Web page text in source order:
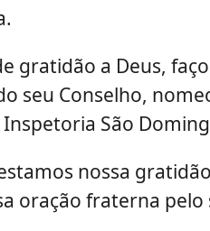
gratidão a Deus,
seu Conselho,
São
nossa
oração fraterna pelo